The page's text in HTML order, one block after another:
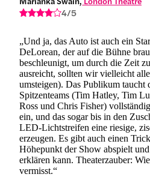
4/5
„Und ja, das Auto ist auch ein
DeLorean, der auf die Bühne
beschleunigt, um durch die Zeit
ausreicht, sollten wir vielleicht
umsteigen). Das Publikum taucht
Spitzenteams (Tim Hatley, Tim
Ross und Chris Fisher)
ein, und das sogar bis in den
LED-Lichtstreifen eine riesige,
erzeugen. Es gibt auch einen
Höhepunkt der Show abspielt
erklären kann. Theaterzauber:
vermisst.“